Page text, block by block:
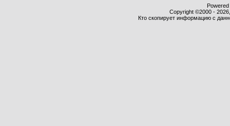
Copyright ©2000 -
Кто скопирует информацию с